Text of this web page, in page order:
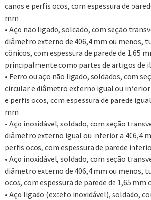
canos e perfis ocos, com espessura de
mm
• Aço não ligado, soldado, com seção
diâmetro externo de 406,4 mm ou menos,
cônicos, com espessura de parede de 1,65
principalmente como partes de artigos de
• Ferro ou aço não ligado, soldados, com
circular e diâmetro externo igual ou inferior
e perfis ocos, com espessura de parede
mm
• Aço inoxidável, soldado, com seção
diâmetro externo igual ou inferior a 406,4
perfis ocos, com espessura de parede
• Aço inoxidável, soldado, com seção
diâmetro externo de 406,4 mm ou menos,
ocos, com espessura de parede de 1,65 mm
• Aço ligado (exceto inoxidável), soldado,